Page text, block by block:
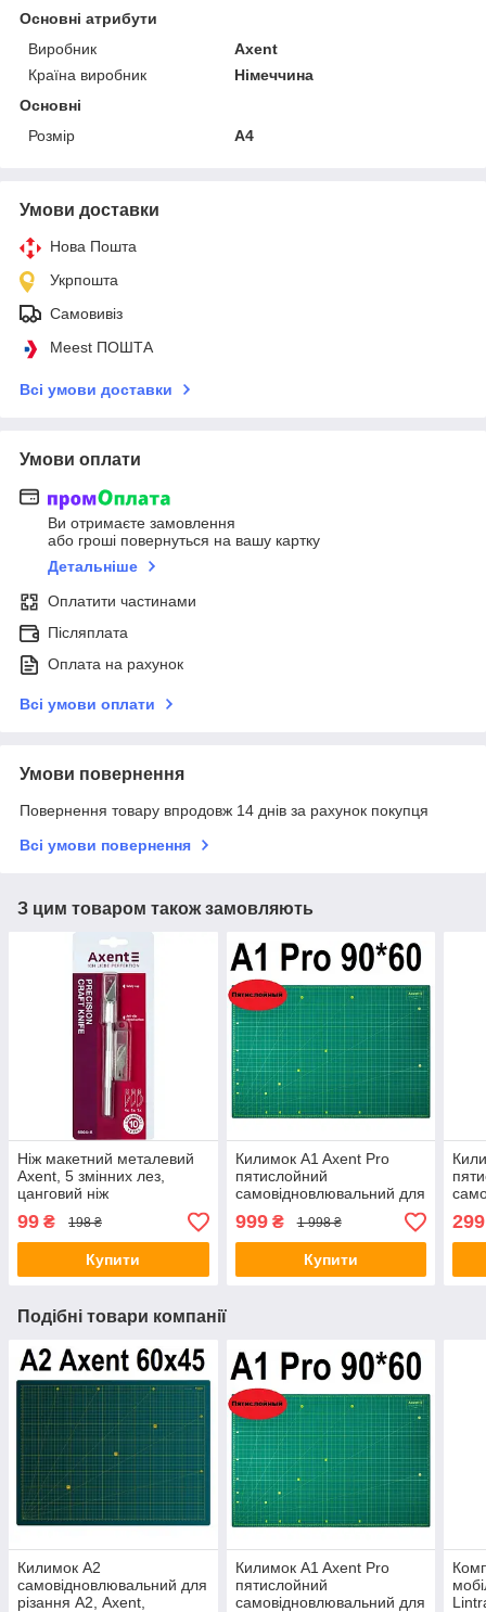
Основні атрибути
Виробник
Axent
Країна виробник
Німеччина
Основні
Розмір
А4
Умови доставки
Нова Пошта
Укрпошта
Самовивіз
Meest ПОШТА
Всі умови доставки
Умови оплати
Ви отримаєте замовлення
або гроші повернуться на вашу картку
Детальніше
Оплатити частинами
Післяплата
Оплата на рахунок
Всі умови оплати
Умови повернення
Повернення товару впродовж 14 днів за рахунок покупця
Всі умови повернення
З цим товаром також замовляють
Ніж макетний металевий
Axent, 5 змінних лез,
цанговий ніж
99 ₴ 198 ₴
Купити
Килимок A1 Axent Pro
пятислойний
самовідновлювальний для
різання А1,
Самовосстанавливающийся
коврик для резки
999₴ 1 998 ₴
Купити
299
Подібні товари компанії
Килимок A2
самовідновлювальний для
різання А2, Axent,
Килимок A1 Axent Pro
пятислойний
самовідновлювальний для